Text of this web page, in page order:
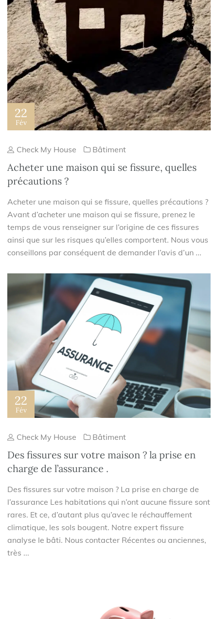
22
Fév
Check My House Bâtiment
Acheter une maison qui se fissure, quelles
précautions ?
Acheter une maison qui se fissure, quelles précautions ?
Avant d’acheter une maison qui se fissure, prenez le
temps de vous renseigner sur l’origine de ces fissures
ainsi que sur les risques qu’elles comportent. Nous vous
conseillons par conséquent de demander l’avis d’un ...
22
Fév
Check My House Bâtiment
Des fissures sur votre maison ? la prise en
charge de l’assurance .
Des fissures sur votre maison ? La prise en charge de
l’assurance Les habitations qui n’ont aucune fissure sont
rares. Et ce, d’autant plus qu’avec le réchauffement
climatique, les sols bougent. Notre expert fissure
analyse le bâti. Nous contacter Récentes ou anciennes,
très ...